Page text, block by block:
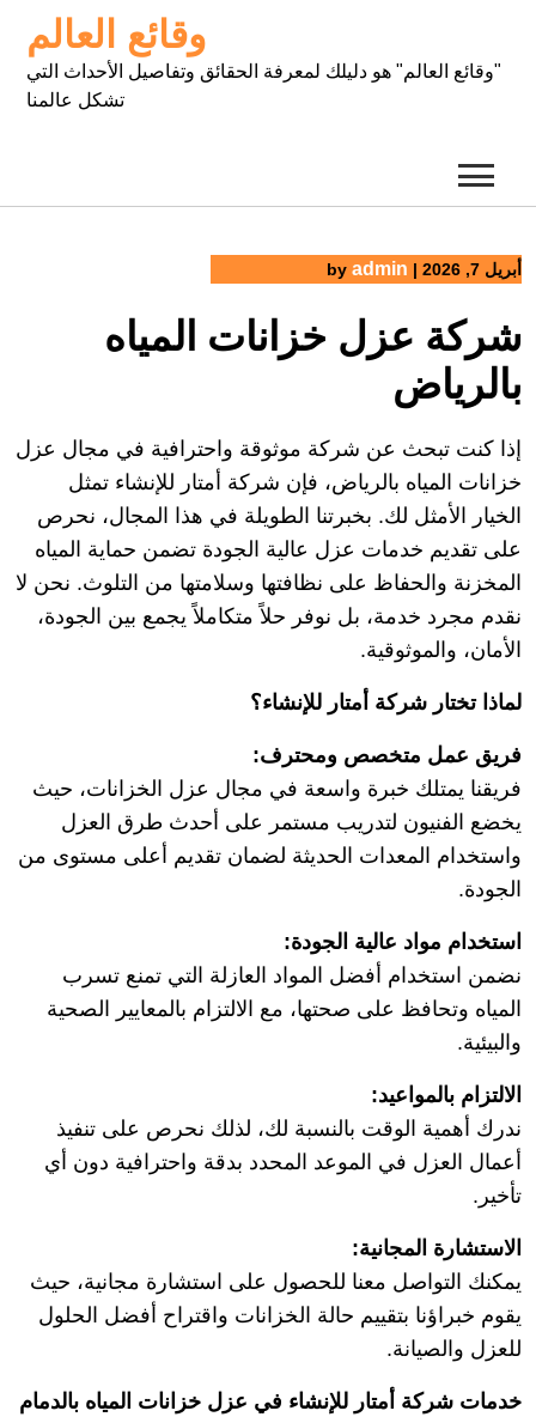
content
وقائع العالم
"وقائع العالم" هو دليلك لمعرفة الحقائق وتفاصيل الأحداث التي
تشكل عالمنا
أبريل 7, 2026 |
by admin
شركة عزل خزانات المياه
بالرياض
إذا كنت تبحث عن شركة موثوقة واحترافية في مجال عزل
خزانات المياه بالرياض، فإن شركة أمتار للإنشاء تمثل
الخيار الأمثل لك. بخبرتنا الطويلة في هذا المجال، نحرص
على تقديم خدمات عزل عالية الجودة تضمن حماية المياه
المخزنة والحفاظ على نظافتها وسلامتها من التلوث. نحن لا
نقدم مجرد خدمة، بل نوفر حلاً متكاملاً يجمع بين الجودة،
الأمان، والموثوقية.
لماذا تختار شركة أمتار للإنشاء؟
فريق عمل متخصص ومحترف:
فريقنا يمتلك خبرة واسعة في مجال عزل الخزانات، حيث
يخضع الفنيون لتدريب مستمر على أحدث طرق العزل
واستخدام المعدات الحديثة لضمان تقديم أعلى مستوى من
الجودة.
استخدام مواد عالية الجودة:
نضمن استخدام أفضل المواد العازلة التي تمنع تسرب
المياه وتحافظ على صحتها، مع الالتزام بالمعايير الصحية
والبيئية.
الالتزام بالمواعيد:
ندرك أهمية الوقت بالنسبة لك، لذلك نحرص على تنفيذ
أعمال العزل في الموعد المحدد بدقة واحترافية دون أي
تأخير.
الاستشارة المجانية:
يمكنك التواصل معنا للحصول على استشارة مجانية، حيث
يقوم خبراؤنا بتقييم حالة الخزانات واقتراح أفضل الحلول
للعزل والصيانة.
خدمات شركة أمتار للإنشاء في عزل خزانات المياه بالدمام